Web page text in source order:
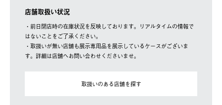
店舗取扱い状況
・前日閉店時の在庫状況を反映しております。リアルタイムの情報で
はないことをご了承ください。
・取扱いが無い店舗も展示専用品を展示しているケースがございま
す。詳細は店舗へお問い合わせくださいませ。
取扱いのある店舗を探す